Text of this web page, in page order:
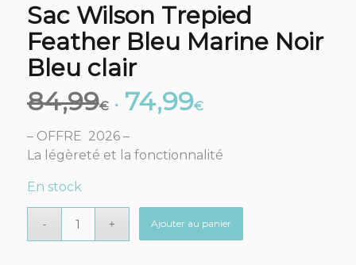
Sac Wilson Trepied
Feather Bleu Marine Noir
Bleu clair
84,99€ Le
initial
était :
74,99€Le
est :
– OFFRE 2026 –
La légèreté et la fonctionnalité
En stock
Ajouter au panier